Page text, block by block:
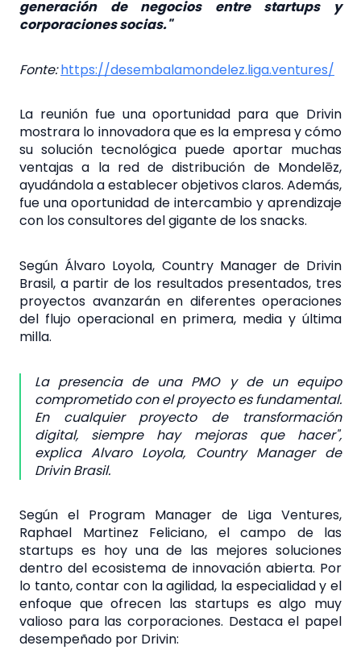
generación de negocios entre startups y
corporaciones socias."
Fonte:https://desembalamondelez.liga.ventures/
La reunión fue una oportunidad para que Drivin
mostrara lo innovadora que es la empresa y cómo
su solución tecnológica puede aportar muchas
ventajas a la red de distribución de Mondelēz,
ayudándola a establecer objetivos claros. Además,
fue una oportunidad de intercambio y aprendizaje
con los consultores del gigante de los snacks.
Según Álvaro Loyola, Country Manager de Drivin
Brasil, a partir de los resultados presentados, tres
proyectos avanzarán en diferentes operaciones
del flujo operacional en primera, media y última
milla.
La presencia de una PMO y de un equipo
comprometido con el proyecto es fundamental.
En cualquier proyecto de transformación
digital, siempre hay mejoras que hacer",
explica Alvaro Loyola, Country Manager de
Drivin Brasil.
Según el Program Manager de Liga Ventures,
Raphael Martinez Feliciano, el campo de las
startups es hoy una de las mejores soluciones
dentro del ecosistema de innovación abierta. Por
lo tanto, contar con la agilidad, la especialidad y el
enfoque que ofrecen las startups es algo muy
valioso para las corporaciones. Destaca el papel
desempeñado por Drivin: